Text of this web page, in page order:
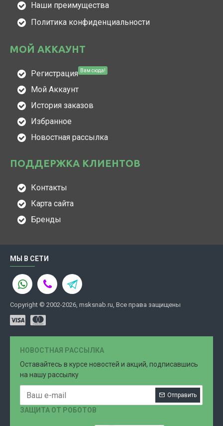
Наши преимущества
Политика конфиденциальности
МОЙ АККАУНТ
Регистрация Вам сюда!
Мой Аккаунт
История заказов
Избранное
Новостная рассылка
ПОДДЕРЖКА КЛИЕНТОВ
Контакты
Карта сайта
Бренды
МЫ В СЕТИ
Copyright © 2002-2026, msksnab.ru, Все права защищены
НОВОСТНАЯ РАССЫЛКА
Оставайтесь в курсе новостей и акций, подписавшись
на нашу рассылку
Отправить
ЗАЩИТА ОТ РОБОТОВ